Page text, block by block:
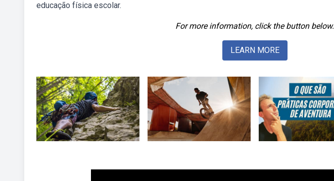
educação física escolar.
For more information, click the button below.
LEARN MORE